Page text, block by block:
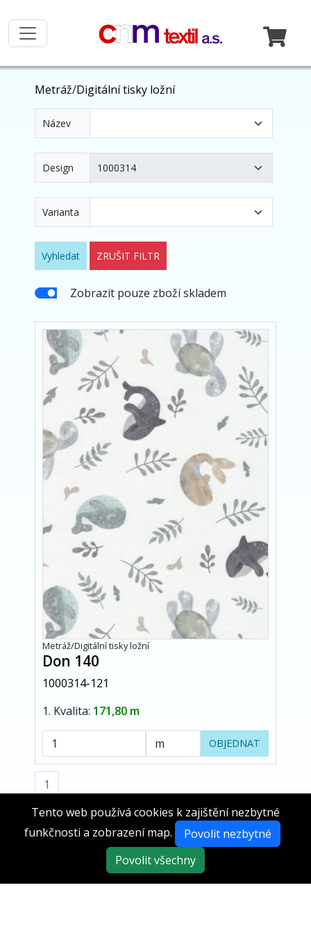
Tento web používá cookies k zajištění nezbytné
funkčnosti a zobrazení map.
Povolit nezbytné
Povolit všechny
Metráž/Digitální tisky ložní
Název
Design
Varianta
Vyhledat ZRUŠIT FILTR
Zobrazit pouze zboží skladem
Metráž/Digitální tisky ložní
Don 140
1000314-121
1. Kvalita: 171,80 m
OBJEDNAT
1